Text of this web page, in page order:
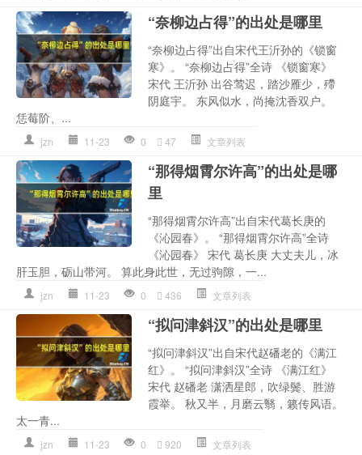
“奈柳边占得”的出处是哪里
“奈柳边占得”出自宋代王沂孙的《锁窗
寒》。 “奈柳边占得”全诗 《锁窗寒》
宋代 王沂孙 出谷莺迟，踏沙雁少，殢
阴庭宇。 东风似水，尚掩沈香双户。
恁莓阶、...
jzn 11-23 0 47 文章列表
“那得烟霄尔许高”的出处是哪
里
“那得烟霄尔许高”出自宋代葛长庚的
《沁园春》。 “那得烟霄尔许高”全诗
《沁园春》 宋代 葛长庚 大丈夫儿，冰
肝玉胆，砺山带河。 算此身此世，无过驹隙，一...
jzn 11-23 0 436 文章列表
“拟问津斜汉”的出处是哪里
“拟问津斜汉”出自宋代赵磻老的《满江
红》。 “拟问津斜汉”全诗 《满江红》
宋代 赵磻老 潇洒星郎，吹绿鬓、胜游
霞举。 秋又半，月磨云翳，籁传风语。
太一青...
jzn 11-23 0 920 文章列表